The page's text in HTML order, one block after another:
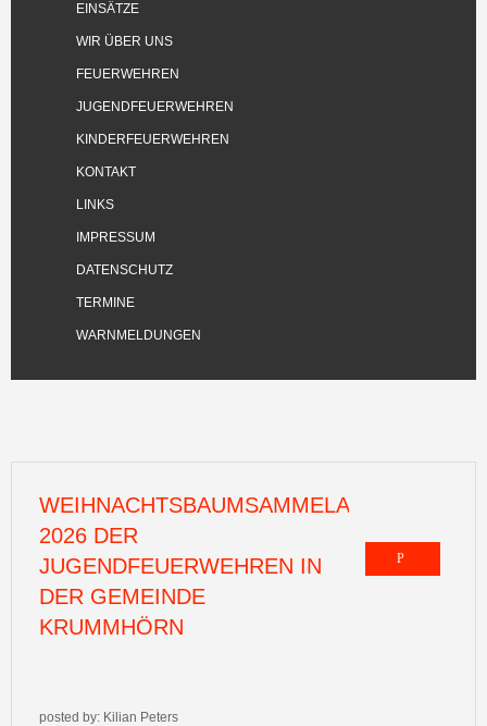
EINSÄTZE
WIR ÜBER UNS
FEUERWEHREN
JUGENDFEUERWEHREN
KINDERFEUERWEHREN
KONTAKT
LINKS
IMPRESSUM
DATENSCHUTZ
TERMINE
WARNMELDUNGEN
WEIHNACHTSBAUMSAMMELAKTION
2026 DER
JUGENDFEUERWEHREN IN
DER GEMEINDE
KRUMMHÖRN
posted by: Kilian Peters